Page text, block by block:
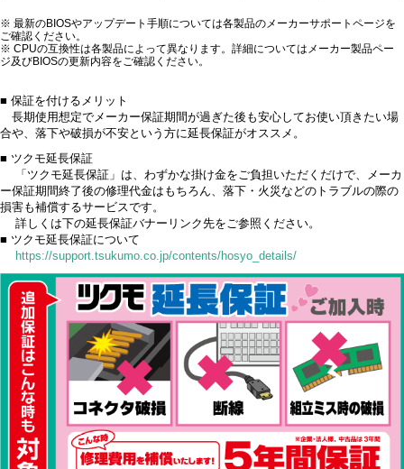
※ 最新のBIOSやアップデート手順については各製品のメーカーサポートページを
ご確認ください。
※ CPUの互換性は各製品によって異なります。詳細についてはメーカー製品ペー
ジ及びBIOSの更新内容をご確認ください。
■ 保証を付けるメリット
長期使用想定でメーカー保証期間が過ぎた後も安心してお使い頂きたい場
合や、落下や破損が不安という方に延長保証がオススメ。
■ ツクモ延長保証
「ツクモ延長保証」は、わずかな掛け金をご負担いただくだけで、メーカ
ー保証期間終了後の修理代金はもちろん、落下・火災などのトラブルの際の
損害も補償するサービスです。
詳しくは下の延長保証バナーリンク先をご参照ください。
■ ツクモ延長保証について
https://support.tsukumo.co.jp/contents/hosyo_details/